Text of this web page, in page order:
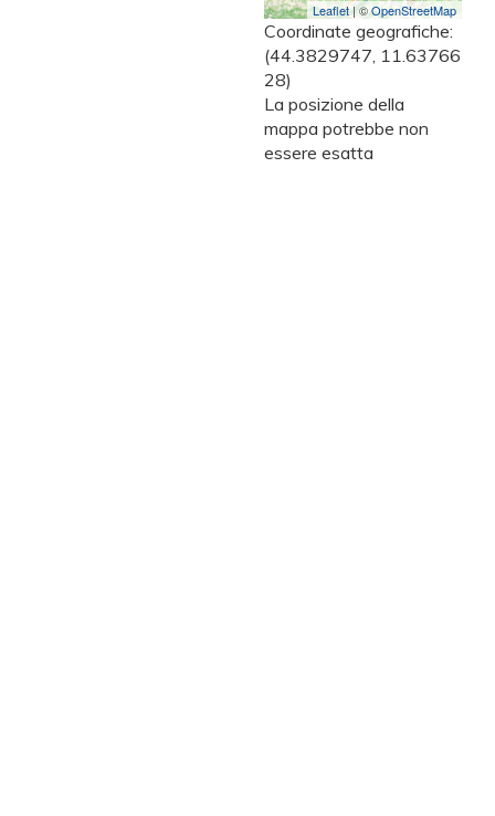
Leaflet| ©OpenStreetMap
Coordinate geografiche:
(44.3829747, 11.63766
28)
La posizione della
mappa potrebbe non
essere esatta